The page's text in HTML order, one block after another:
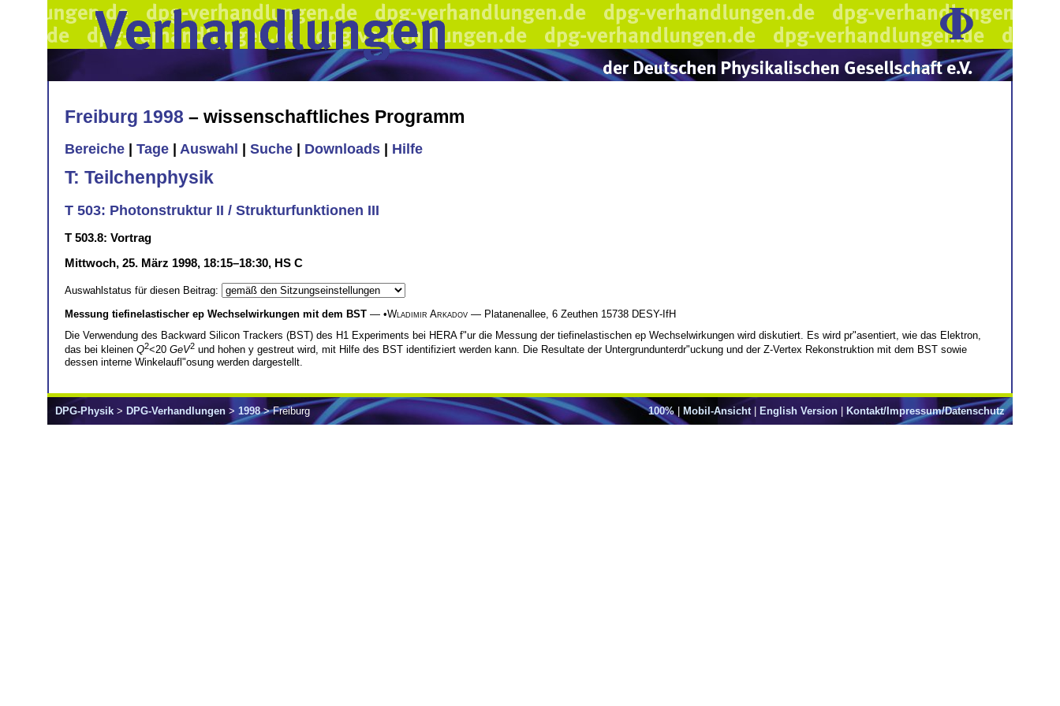
Freiburg 1998 – wissenschaftliches Programm
Bereiche Tage Auswahl Suche Downloads Hilfe
T: Teilchenphysik
T 503: Photonstruktur II / Strukturfunktionen III
T 503.8: Vortrag
Mittwoch, 25. März 1998, 18:15–18:30, HS C
Auswahlstatus für diesen Beitrag:
Messung tiefinelastischer ep Wechselwirkungen mit dem BST — •Wladimir Arkadov — Platanenallee, 6 Zeuthen 15738 DESY-IfH
Die Verwendung des Backward Silicon Trackers (BST) des H1 Experiments bei HERA f"ur die Messung der tiefinelastischen ep Wechselwirkungen wird diskutiert. Es wird pr"asentiert, wie das Elektron,
das bei kleinen Q2<20 GeV2 und hohen y gestreut wird, mit Hilfe des BST identifiziert werden kann. Die Resultate der Untergrundunterdr"uckung und der Z-Vertex Rekonstruktion mit dem BST sowie
dessen interne Winkelaufl"osung werden dargestellt.
100%| Mobil-Ansicht| English Version Kontakt/Impressum/Datenschutz
DPG-Physik > DPG-Verhandlungen > 1998> Freiburg